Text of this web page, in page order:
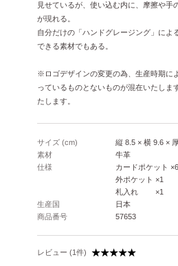
見せているが、使い込む内に、摩擦や手
が現れる。
自分だけの「ハンドグレージング」によ
できる素材でもある。
※ロゴデザインの変更の為、生産時期に
っているものとないものが混在いたしま
たします。
サイズ (cm)
縦 8.5 × 横 9.6 ×
素材
牛革
仕様
カードポケット ×6
外ポケット ×1
札入れ ×1
生産国
日本
商品番号
57653
レビュー (1件)